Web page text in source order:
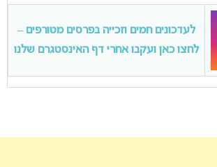
לעדכונים חמים וזכייה בפרסים מטורפים –
לחצו כאן ועקבו אחרי דף האינסטגרם שלנו